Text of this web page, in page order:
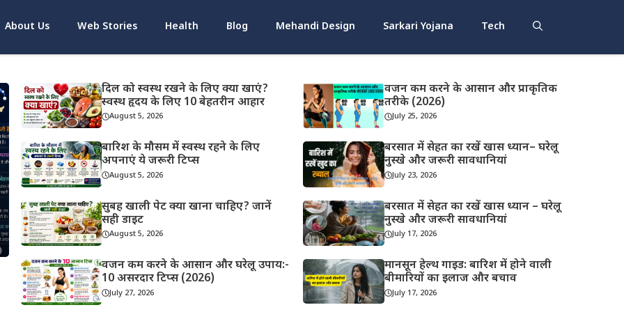
About Us Web Stories Health Blog Mehandi Design Sarkari Yojana Tech
दिल को स्वस्थ रखने के लिए क्या खाएं?
स्वस्थ हृदय के लिए 10 बेहतरीन आहार
August 5, 2026
बारिश के मौसम में स्वस्थ रहने के लिए
अपनाएं ये जरूरी टिप्स
August 5, 2026
सुबह खाली पेट क्या खाना चाहिए? जानें
सही डाइट
August 5, 2026
वजन कम करने के आसान और घरेलू उपाय:-
10 असरदार टिप्स (2026)
July 27, 2026
वजन कम करने के आसान और प्राकृतिक
तरीके (2026)
July 25, 2026
बरसात में सेहत का रखें खास ध्यान– घरेलू
नुस्खे और जरूरी सावधानियां
July 23, 2026
बरसात में सेहत का रखें खास ध्यान – घरेलू
नुस्खे और जरूरी सावधानियां
July 17, 2026
मानसून हेल्थ गाइड: बारिश में होने वाली
बीमारियों का इलाज और बचाव
July 17, 2026